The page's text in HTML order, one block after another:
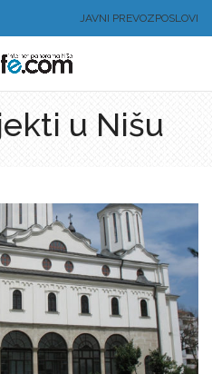
JAVNI PREVOZPOSLOVI
u Nišu